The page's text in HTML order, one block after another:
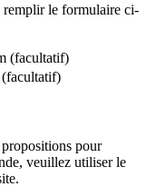
remplir le formulaire ci-
(facultatif)
pour
veuillez utiliser le